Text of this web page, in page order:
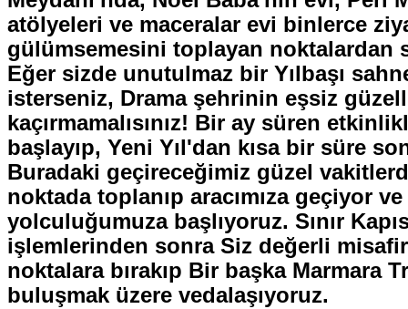
atölyeleri ve maceralar evi binlerce
gülümsemesini toplayan noktalardan
Eğer sizde unutulmaz bir Yılbaşı
isterseniz, Drama şehrinin eşsiz
kaçırmamalısınız! Bir ay süren
başlayıp, Yeni Yıl'dan kısa bir süre
Buradaki geçireceğimiz güzel
noktada toplanıp aracımıza geçiyor
yolculuğumuza başlıyoruz. Sınır
işlemlerinden sonra Siz değerli
noktalara bırakıp Bir başka Marmara
buluşmak üzere vedalaşıyoruz.